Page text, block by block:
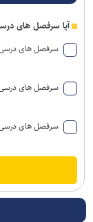
آیا سرفصل های
سرفصل های درسی
سرفصل های درسی
سرفصل های درسی